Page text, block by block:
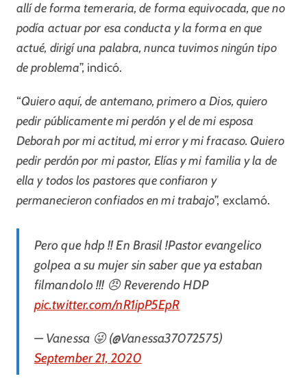
allí de forma temeraria, de forma equivocada, que no
podía actuar por esa conducta y la forma en que
actué, dirigí una palabra, nunca tuvimos ningún tipo
de problema”, indicó.
“Quiero aquí, de antemano, primero a Dios, quiero
pedir públicamente mi perdón y el de mi esposa
Deborah por mi actitud, mi error y mi fracaso. Quiero
pedir perdón por mi pastor, Elías y mi familia y la de
ella y todos los pastores que confiaron y
permanecieron confiados en mi trabajo”, exclamó.
Pero que hdp !! En Brasil !Pastor evangelico
golpea a su mujer sin saber que ya estaban
filmandolo !!! 😠 Reverendo HDP
pic.twitter.com/nR1ipP5EpR
— Vanessa 😜 (@Vanessa37072575)
September 21, 2020